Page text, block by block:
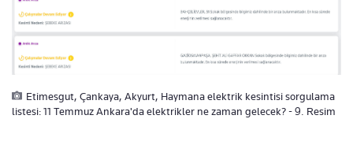
Etimesgut, Çankaya, Akyurt, Haymana elektrik kesintisi sorgulama
listesi: 11 Temmuz Ankara'da elektrikler ne zaman gelecek? - 9. Resim